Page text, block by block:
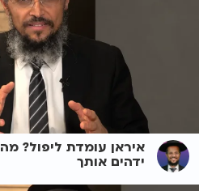
איראן עומדת ליפול?
ידהים אותך